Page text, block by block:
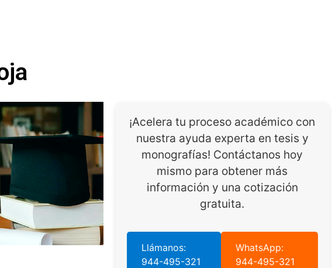
¡Acelera tu proceso académico con
nuestra ayuda experta en tesis y
monografías! Contáctanos hoy
mismo para obtener más
información y una cotización
gratuita.
Llámanos:
944-495-321
WhatsApp:
944-495-321